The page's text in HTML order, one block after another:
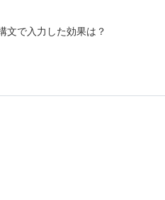
文で入力した効果は？